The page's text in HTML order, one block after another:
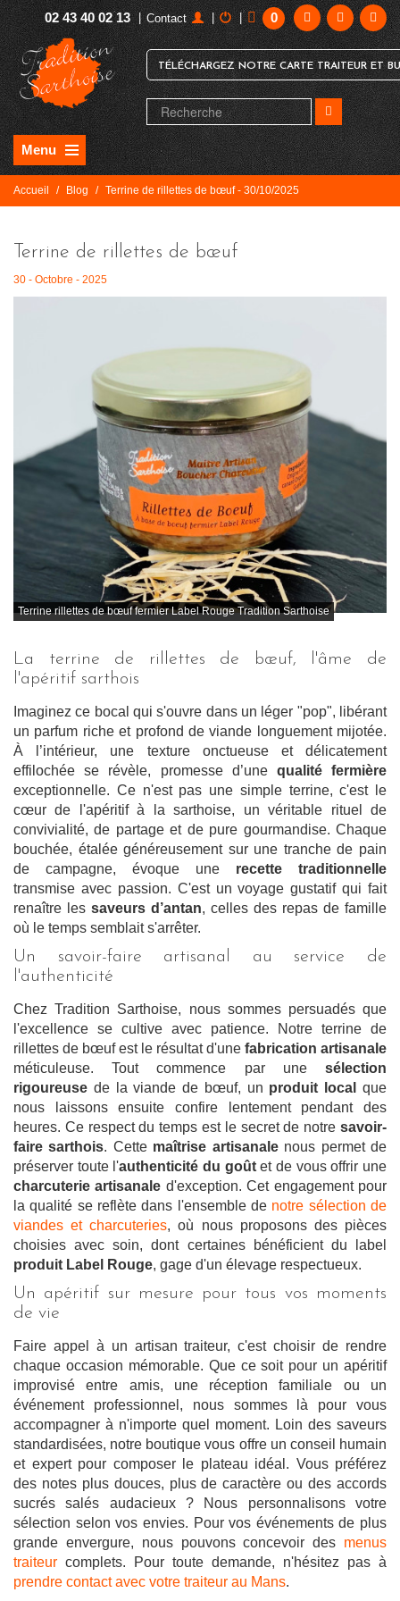
02 43 40 02 13 | Contact | | 0
TÉLÉCHARGEZ NOTRE CARTE TRAITEUR ET
Menu
Accueil / Blog / Terrine de rillettes de bœuf - 30/10/2025
Terrine de rillettes de bœuf
30 - Octobre - 2025
Terrine rillettes de bœuf fermier Label Rouge Tradition Sarthoise
La terrine de rillettes de bœuf, l'âme de
l'apéritif sarthois
Imaginez ce bocal qui s'ouvre dans un léger "pop", libérant
un parfum riche et profond de viande longuement mijotée.
À l’intérieur, une texture onctueuse et délicatement
effilochée se révèle, promesse d’une qualité fermière
exceptionnelle. Ce n'est pas une simple terrine, c'est le
cœur de l'apéritif à la sarthoise, un véritable rituel de
convivialité, de partage et de pure gourmandise. Chaque
bouchée, étalée généreusement sur une tranche de pain
de campagne, évoque une recette traditionnelle
transmise avec passion. C'est un voyage gustatif qui fait
renaître les saveurs d’antan, celles des repas de famille
où le temps semblait s'arrêter.
Un savoir-faire artisanal au service de
l'authenticité
Chez Tradition Sarthoise, nous sommes persuadés que
l'excellence se cultive avec patience. Notre terrine de
rillettes de bœuf est le résultat d'une fabrication artisanale
méticuleuse. Tout commence par une sélection
rigoureuse de la viande de bœuf, un produit local
que
nous laissons ensuite confire lentement pendant des
heures. Ce respect du temps est le secret de notre savoir-
faire sarthois. Cette maîtrise artisanalenous permet de
préserver toute l'authenticité du goûtet de vous offrir une
charcuterie artisanale d'exception. Cet engagement pour
la qualité se reflète dans l'ensemble de notre sélection de
viandes et charcuteries, où nous proposons des pièces
choisies avec soin, dont certaines bénéficient du label
produit Label Rouge, gage d'un élevage respectueux.
Un apéritif sur mesure pour tous vos moments
de vie
Faire appel à un artisan traiteur, c'est choisir de rendre
chaque occasion mémorable. Que ce soit pour un apéritif
improvisé entre amis, une réception familiale ou un
événement professionnel, nous sommes là pour vous
accompagner à n'importe quel moment. Loin des saveurs
standardisées, notre boutique vous offre un conseil humain
et expert pour composer le plateau idéal. Vous préférez
des notes plus douces, plus de caractère ou des accords
sucrés salés audacieux ? Nous personnalisons votre
sélection selon vos envies. Pour vos événements de plus
grande envergure, nous pouvons concevoir des menus
traiteur complets. Pour toute demande, n'hésitez pas à
prendre contact avec votre traiteur au Mans.